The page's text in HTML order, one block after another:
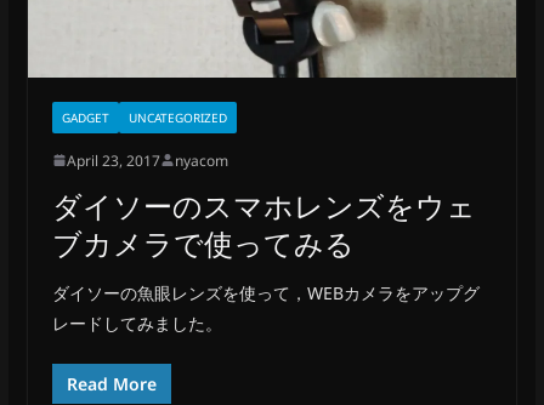
GADGET UNCATEGORIZED
April 23, 2017 nyacom
ダイソーのスマホレンズをウェ
ブカメラで使ってみる
ダイソーの魚眼レンズを使って，WEBカメラをアップグ
レードしてみました。
Read More